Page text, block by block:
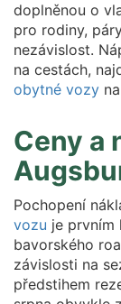
doplněnou o
pro rodiny,
nezávislost.
na cestách,
obytné vozy
Ceny a
Pochopení
vozu je prvním
bavorského
závislosti na
předstihem